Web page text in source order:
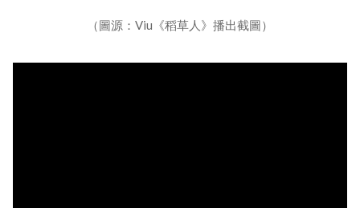
（圖源：Viu《稻草人》播出截圖）